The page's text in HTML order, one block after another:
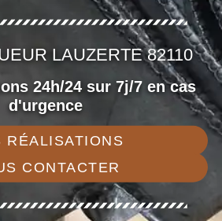
LAUZERTE 82110
24h/24 sur 7j/7 en cas
d'urgence
RÉALISATIONS
CONTACTER